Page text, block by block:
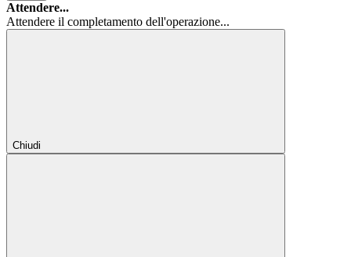
Attendere...
Attendere il completamento dell'operazione...
Chiudi